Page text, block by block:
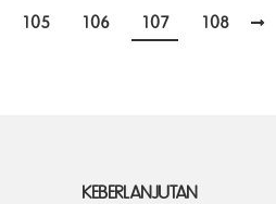
105 106 107 108
KEBERLANJUTAN